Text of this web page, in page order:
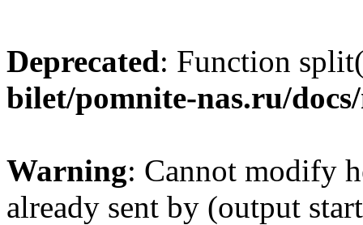
Deprecated: Function
bilet/pomnite-nas.ru/
Warning: Cannot modify
already sent by (output